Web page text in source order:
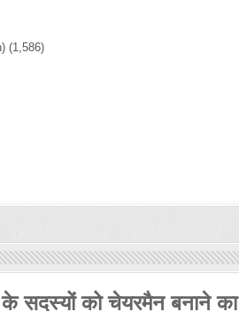
(1,586)
के सदस्यों को चेयरमैन बनाने का